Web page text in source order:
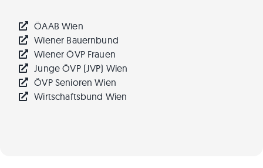
ÖAAB Wien
Wiener Bauernbund
Wiener ÖVP Frauen
Junge ÖVP (JVP) Wien
ÖVP Senioren Wien
Wirtschaftsbund Wien